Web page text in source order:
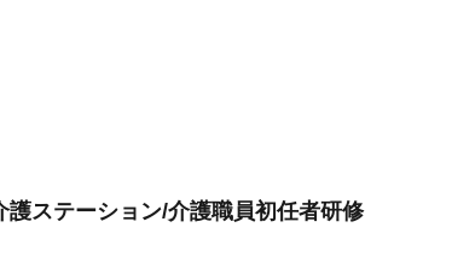
護ステーション/介護職員初任者研修